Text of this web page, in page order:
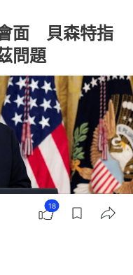
面 貝森特指
問題
18